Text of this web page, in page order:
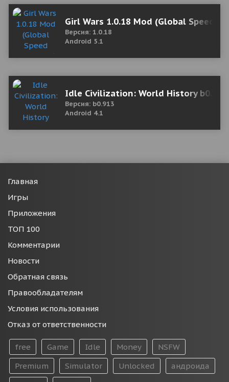
Girl Wars 1.0.18 Mod (Global Speed
Версия: 1.0.18
Android 5.1
Idle Civilization: World History
Версия: b0.913
Android 4.1
Главная
Игры
Приложения
ТОП 100
Комментарии
Новости
Обратная связь
Правообладателям
Условия использования
Отказ от ответственности
free Game Idle Money
NSFW
Premium
Simulator Unlocked
андроида